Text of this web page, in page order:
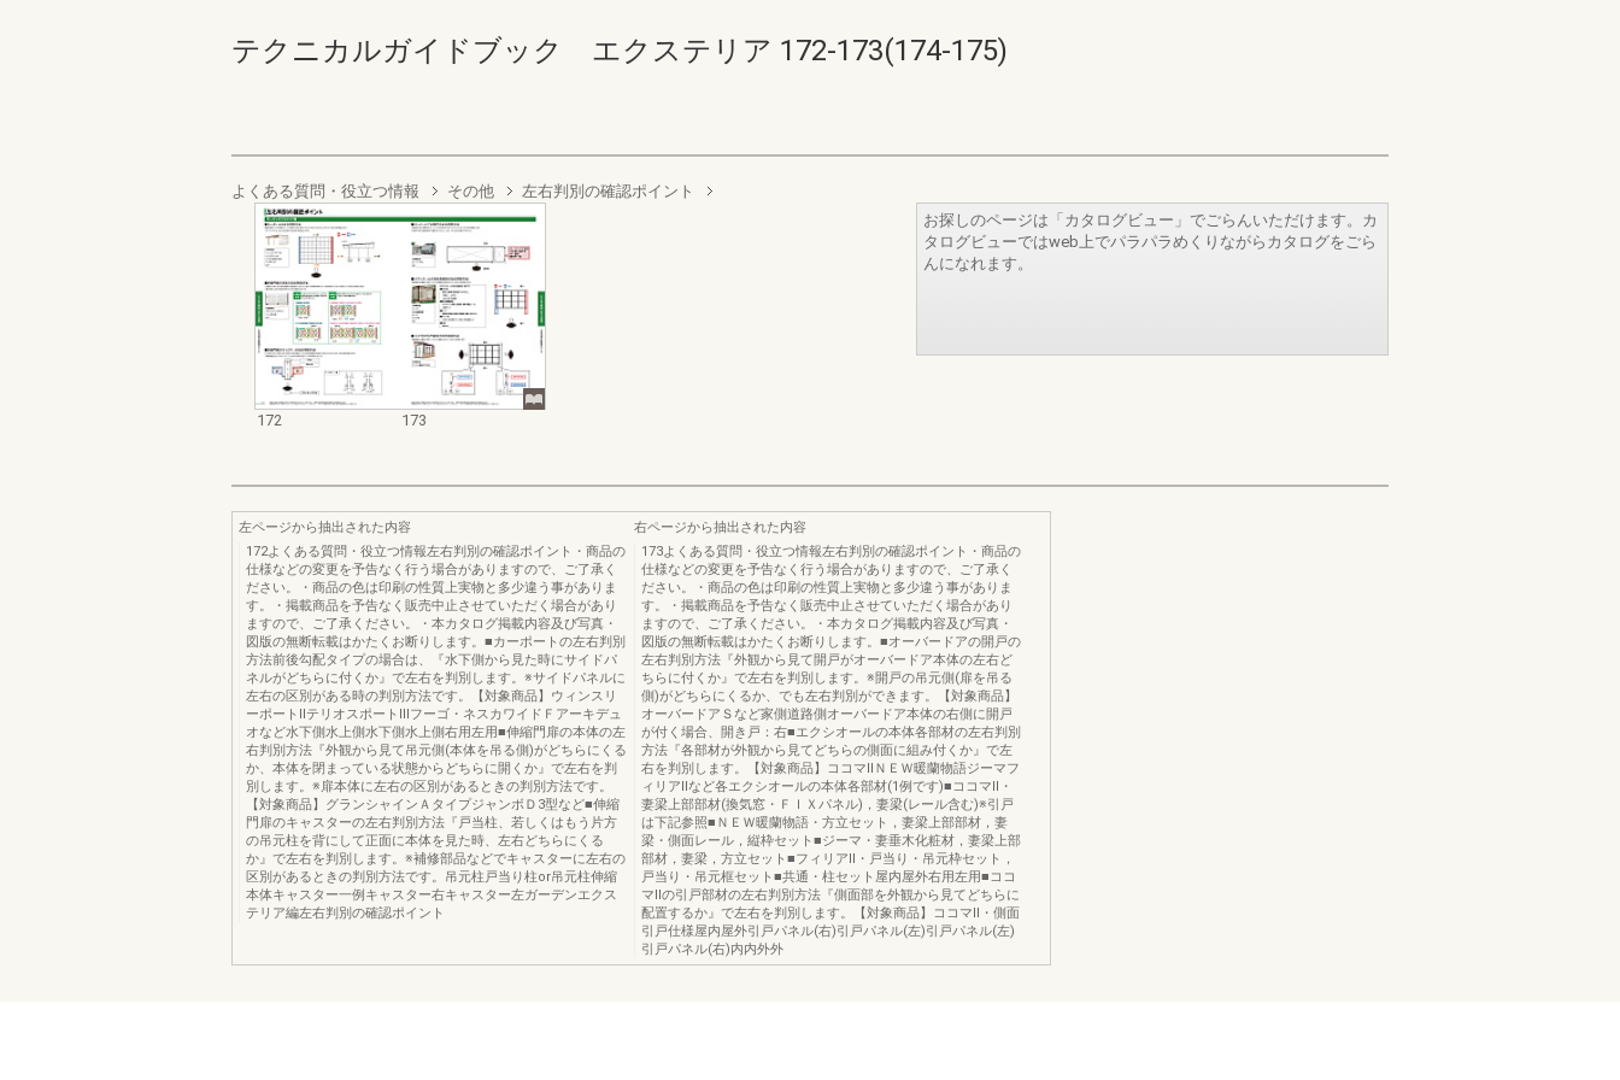
テクニカルガイドブック エクステリア 172-173(174-175)
よくある質問・役立つ情報 その他 左右判別の確認ポイント
172 173
お探しのページは「カタログビュー」でごらんいただけます。カ
タログビューではweb上でパラパラめくりながらカタログをごら
んになれます。
左ページから抽出された内容
172よくある質問・役立つ情報左右判別の確認ポイント・商品の
仕様などの変更を予告なく行う場合がありますので、ご了承く
ださい。・商品の色は印刷の性質上実物と多少違う事がありま
す。・掲載商品を予告なく販売中止させていただく場合があり
ますので、ご了承ください。・本カタログ掲載内容及び写真・
図版の無断転載はかたくお断りします。■カーポートの左右判別
方法前後勾配タイプの場合は、『水下側から見た時にサイドパ
ネルがどちらに付くか』で左右を判別します。※サイドパネルに
左右の区別がある時の判別方法です。【対象商品】ウィンスリ
ーポートⅡテリオスポートⅢフーゴ・ネスカワイドＦアーキデュ
オなど水下側水上側水下側水上側右用左用■伸縮門扉の本体の左
右判別方法『外観から見て吊元側(本体を吊る側)がどちらにくる
か、本体を閉まっている状態からどちらに開くか』で左右を判
別します。※扉本体に左右の区別があるときの判別方法です。
【対象商品】グランシャインＡタイプジャンボＤ3型など■伸縮
門扉のキャスターの左右判別方法『戸当柱、若しくはもう片方
の吊元柱を背にして正面に本体を見た時、左右どちらにくる
か』で左右を判別します。※補修部品などでキャスターに左右の
区別があるときの判別方法です。吊元柱戸当り柱or吊元柱伸縮
本体キャスター一例キャスター右キャスター左ガーデンエクス
テリア編左右判別の確認ポイント
右ページから抽出された内容
173よくある質問・役立つ情報左右判別の確認ポイント・商品の
仕様などの変更を予告なく行う場合がありますので、ご了承く
ださい。・商品の色は印刷の性質上実物と多少違う事がありま
す。・掲載商品を予告なく販売中止させていただく場合があり
ますので、ご了承ください。・本カタログ掲載内容及び写真・
図版の無断転載はかたくお断りします。■オーバードアの開戸の
左右判別方法『外観から見て開戸がオーバードア本体の左右ど
ちらに付くか』で左右を判別します。※開戸の吊元側(扉を吊る
側)がどちらにくるか、でも左右判別ができます。【対象商品】
オーバードアＳなど家側道路側オーバードア本体の右側に開戸
が付く場合、開き戸：右■エクシオールの本体各部材の左右判別
方法『各部材が外観から見てどちらの側面に組み付くか』で左
右を判別します。【対象商品】ココマⅡＮＥＷ暖蘭物語ジーマフ
ィリアⅡなど各エクシオールの本体各部材(1例です)■ココマⅡ・
妻梁上部部材(換気窓・ＦＩＸパネル)，妻梁(レール含む)※引戸
は下記参照■ＮＥＷ暖蘭物語・方立セット，妻梁上部部材，妻
梁・側面レール，縦枠セット■ジーマ・妻垂木化粧材，妻梁上部
部材，妻梁，方立セット■フィリアⅡ・戸当り・吊元枠セット，
戸当り・吊元框セット■共通・柱セット屋内屋外右用左用■ココ
マⅡの引戸部材の左右判別方法『側面部を外観から見てどちらに
配置するか』で左右を判別します。【対象商品】ココマⅡ・側面
引戸仕様屋内屋外引戸パネル(右)引戸パネル(左)引戸パネル(左)
引戸パネル(右)内内外外